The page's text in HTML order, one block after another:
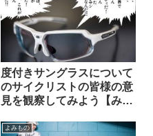
度付きサングラスについて
のサイクリストの皆様の意
見を観察してみよう【みん
い。】
よみもの